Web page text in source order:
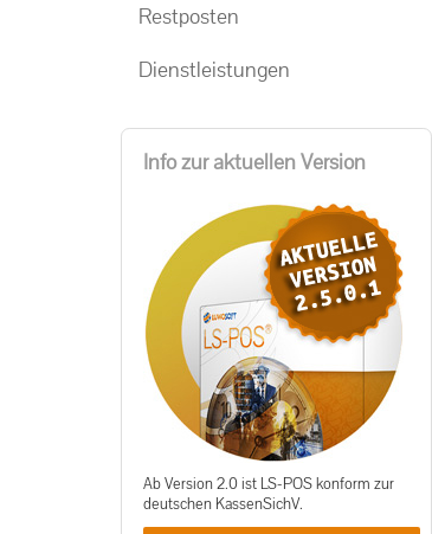
Restposten
Dienstleistungen
Info zur aktuellen Version
Ab Version 2.0 ist LS-POS konform zur
deutschen KassenSichV.